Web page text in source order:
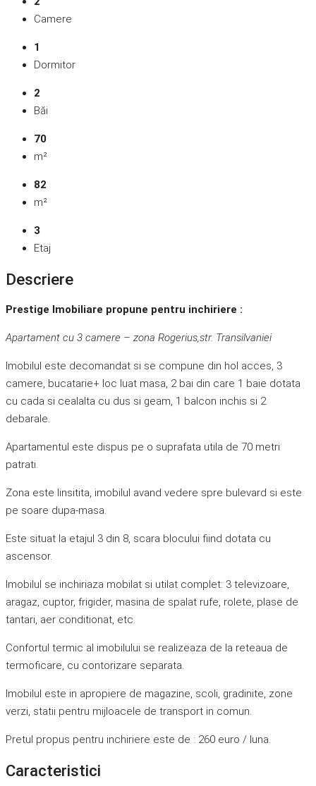
Camere
1
Dormitor
2
Băi
70
m²
82
m²
3
Etaj
Descriere
Prestige Imobiliare propune pentru inchiriere :
Apartament cu 3 camere – zona Rogerius,str. Transilvaniei
Imobilul este decomandat si se compune din hol acces, 3
camere, bucatarie+ loc luat masa, 2 bai din care 1 baie dotata
cu cada si cealalta cu dus si geam, 1 balcon inchis si 2
debarale.
Apartamentul este dispus pe o suprafata utila de 70 metri
patrati.
Zona este linsitita, imobilul avand vedere spre bulevard si este
pe soare dupa-masa.
Este situat la etajul 3 din 8, scara blocului fiind dotata cu
ascensor.
Imobilul se inchiriaza mobilat si utilat complet: 3 televizoare,
aragaz, cuptor, frigider, masina de spalat rufe, rolete, plase de
tantari, aer conditionat, etc.
Confortul termic al imobilului se realizeaza de la reteaua de
termoficare, cu contorizare separata.
Imobilul este in apropiere de magazine, scoli, gradinite, zone
verzi, statii pentru mijloacele de transport in comun.
Pretul propus pentru inchiriere este de : 260 euro / luna.
Caracteristici